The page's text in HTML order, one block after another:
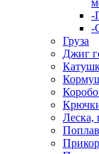
-
-
Груза
Джиг
Леска,